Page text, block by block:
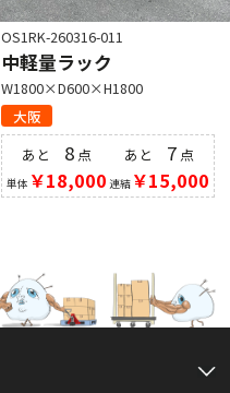
OS1RK-260316-011
中軽量ラック
W1800×D600×H1800
大阪
あと 8 点
単体 ￥18,000
あと 7点
連結￥15,000